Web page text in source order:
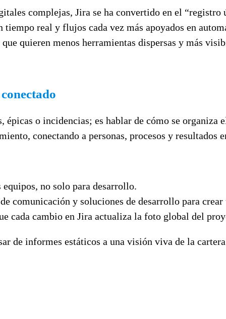
complejas, Jira se ha convertido en el
tiempo real y flujos cada vez más apoyados en
quieren menos herramientas dispersas y más
o incidencias; es hablar de cómo se organiza
conectando a personas, procesos y resultados
no solo para desarrollo.
comunicación y soluciones de desarrollo para crear
cada cambio en Jira actualiza la foto global del
de informes estáticos a una visión viva de la